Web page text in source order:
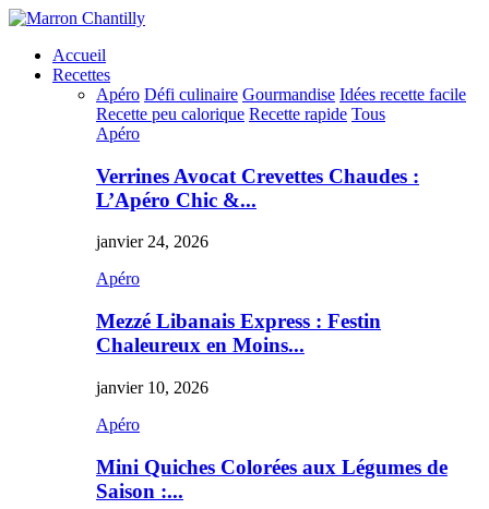
Accueil
Recettes
Apéro Défi culinaire Gourmandise Idées recette facile
Recette peu calorique Recette rapide Tous
Apéro
Verrines Avocat Crevettes Chaudes :
L’Apéro Chic &...
janvier 24, 2026
Apéro
Mezzé Libanais Express : Festin
Chaleureux en Moins...
janvier 10, 2026
Apéro
Mini Quiches Colorées aux Légumes de
Saison :...